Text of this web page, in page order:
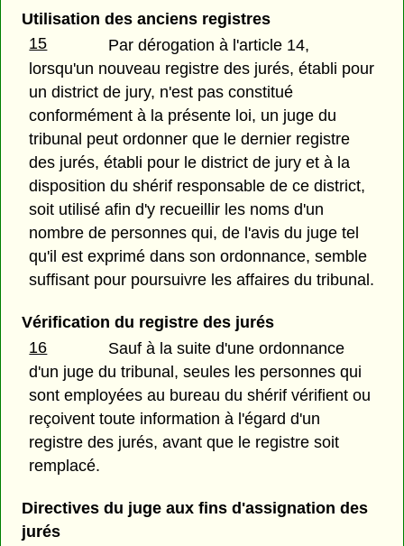
Utilisation des anciens registres
15
Par dérogation à l'article 14,
lorsqu'un nouveau registre des jurés, établi pour
un district de jury, n'est pas constitué
conformément à la présente loi, un juge du
tribunal peut ordonner que le dernier registre
des jurés, établi pour le district de jury et à la
disposition du shérif responsable de ce district,
soit utilisé afin d'y recueillir les noms d'un
nombre de personnes qui, de l'avis du juge tel
qu'il est exprimé dans son ordonnance, semble
suffisant pour poursuivre les affaires du tribunal.
Vérification du registre des jurés
16
Sauf à la suite d'une ordonnance
d'un juge du tribunal, seules les personnes qui
sont employées au bureau du shérif vérifient ou
reçoivent toute information à l'égard d'un
registre des jurés, avant que le registre soit
remplacé.
Directives du juge aux fins d'assignation des
jurés